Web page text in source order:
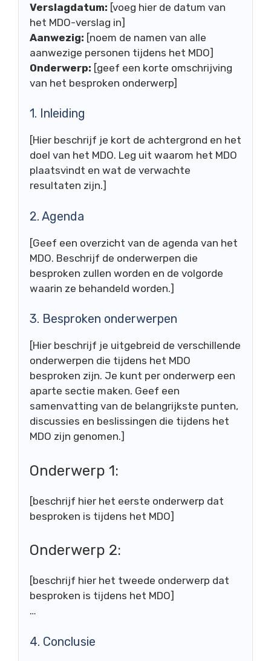
Verslagdatum: [voeg hier de datum van
het MDO-verslag in]
Aanwezig: [noem de namen van alle
aanwezige personen tijdens het MDO]
Onderwerp: [geef een korte omschrijving
van het besproken onderwerp]
1. Inleiding
[Hier beschrijf je kort de achtergrond en het
doel van het MDO. Leg uit waarom het MDO
plaatsvindt en wat de verwachte
resultaten zijn.]
2. Agenda
[Geef een overzicht van de agenda van het
MDO. Beschrijf de onderwerpen die
besproken zullen worden en de volgorde
waarin ze behandeld worden.]
3. Besproken onderwerpen
[Hier beschrijf je uitgebreid de verschillende
onderwerpen die tijdens het MDO
besproken zijn. Je kunt per onderwerp een
aparte sectie maken. Geef een
samenvatting van de belangrijkste punten,
discussies en beslissingen die tijdens het
MDO zijn genomen.]
Onderwerp 1:
[beschrijf hier het eerste onderwerp dat
besproken is tijdens het MDO]
Onderwerp 2:
[beschrijf hier het tweede onderwerp dat
besproken is tijdens het MDO]
…
4. Conclusie